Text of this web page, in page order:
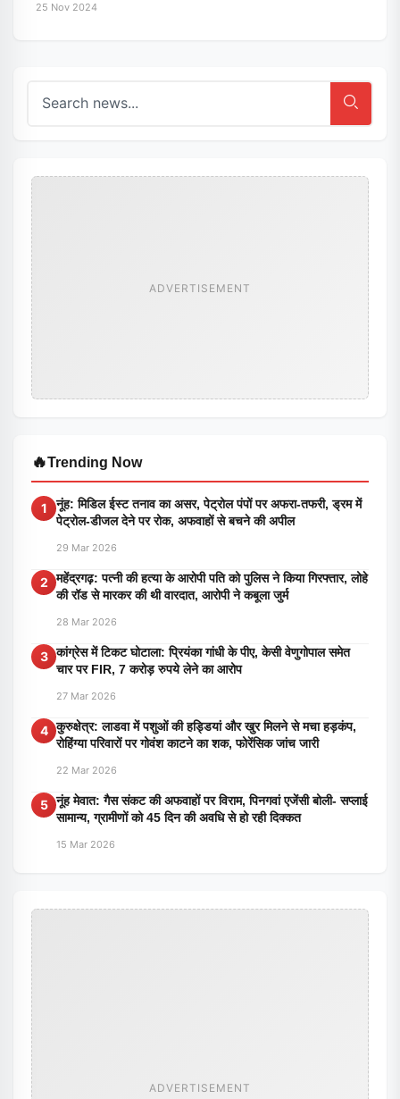
25 Nov 2024
ADVERTISEMENT
🔥Trending Now
1
नूंह: मिडिल ईस्ट तनाव का असर, पेट्रोल पंपों पर अफरा-तफरी, ड्रम में
पेट्रोल-डीजल देने पर रोक, अफवाहों से बचने की अपील
29 Mar 2026
2
महेंद्रगढ़: पत्नी की हत्या के आरोपी पति को पुलिस ने किया गिरफ्तार, लोहे
की रॉड से मारकर की थी वारदात, आरोपी ने कबूला जुर्म
28 Mar 2026
3 कांग्रेस में टिकट घोटाला: प्रियंका गांधी के पीए, केसी वेणुगोपाल समेत
चार पर FIR, 7 करोड़ रुपये लेने का आरोप
27 Mar 2026
4 कुरुक्षेत्र: लाडवा में पशुओं की हड्डियां और खुर मिलने से मचा हड़कंप,
रोहिंग्या परिवारों पर गोवंश काटने का शक, फोरेंसिक जांच जारी
22 Mar 2026
5 नूंह मेवात: गैस संकट की अफवाहों पर विराम, पिनगवां एजेंसी बोली- सप्लाई
सामान्य, ग्रामीणों को 45 दिन की अवधि से हो रही दिक्कत
15 Mar 2026
ADVERTISEMENT